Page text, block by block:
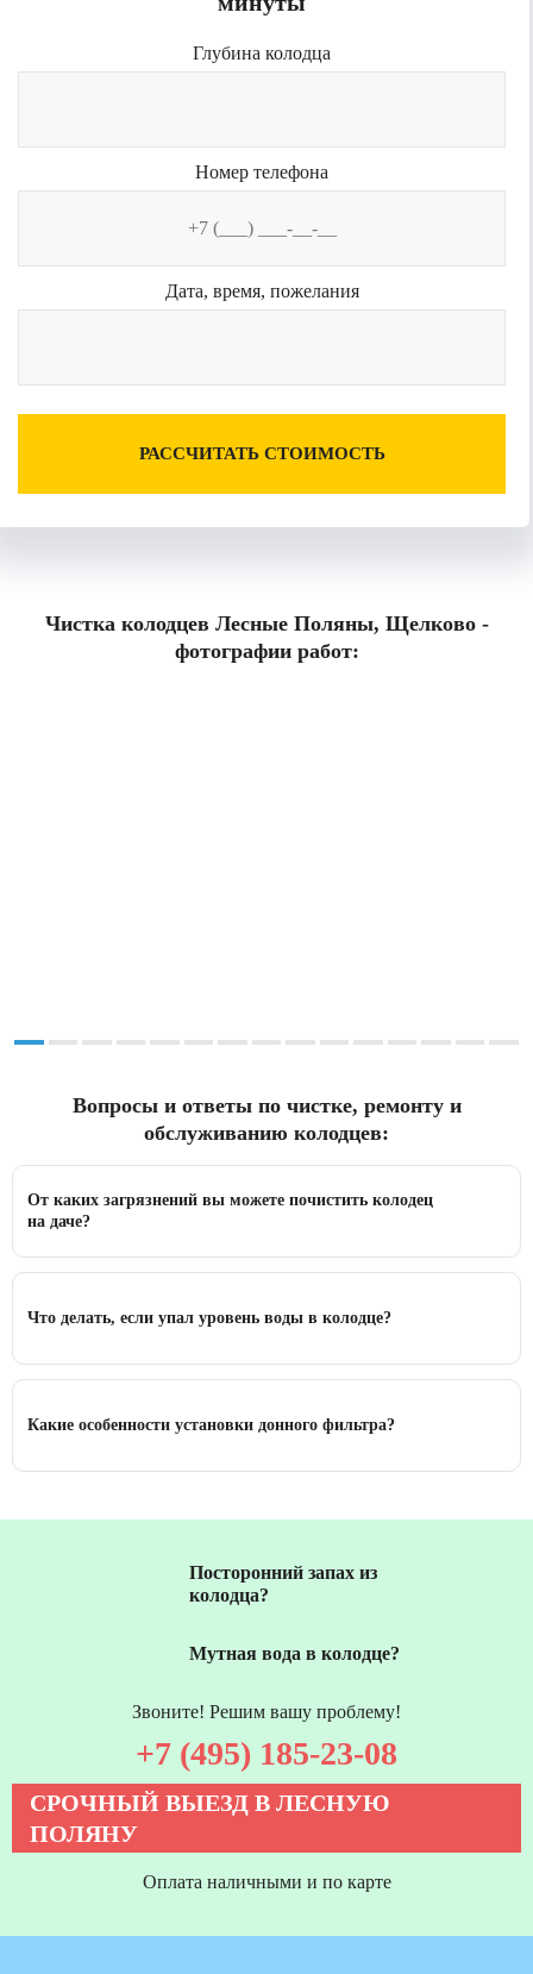
Глубина колодца
Номер телефона
Дата, время, пожелания
РАССЧИТАТЬ СТОИМОСТЬ
Чистка колодцев Лесные Поляны, Щелково -
фотографии работ:
Вопросы и ответы по чистке, ремонту и
обслуживанию колодцев:
От каких загрязнений вы можете почистить колодец
на даче?
Что делать, если упал уровень воды в колодце?
Какие особенности установки донного фильтра?
Посторонний запах из
колодца?
Мутная вода в колодце?
Звоните! Решим вашу проблему!
+7 (495) 185-23-08
СРОЧНЫЙ ВЫЕЗД В ЛЕСНУЮ
ПОЛЯНУ
Оплата наличными и по карте